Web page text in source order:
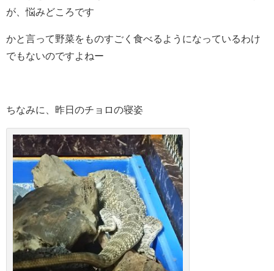
が、悩みどころです
かと言って野菜をものすごく食べるようになっているわけ
でもないのですよねー
ちなみに、昨日のチョロの寝姿